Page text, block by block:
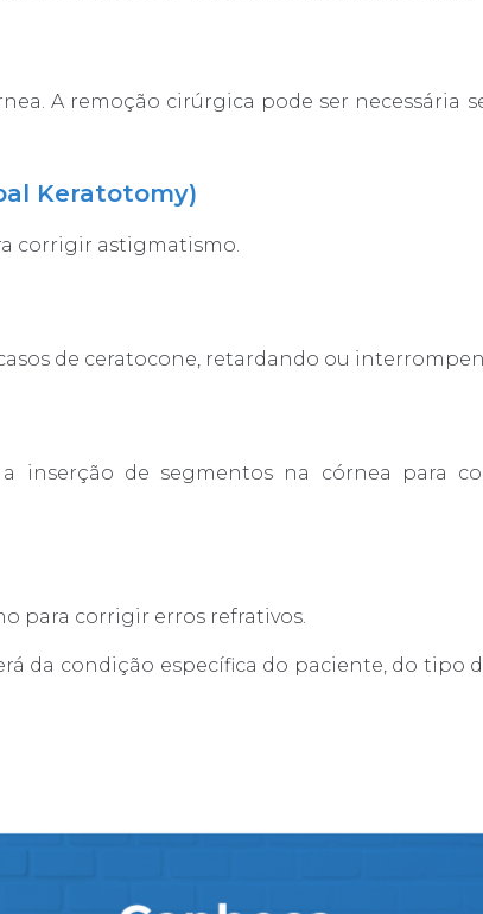
A remoção cirúrgica pode ser necessária
Keratotomy)
corrigir astigmatismo.
de ceratocone, retardando ou
inserção de segmentos na córnea para
para corrigir erros refrativos.
da condição específica do paciente, do tipo